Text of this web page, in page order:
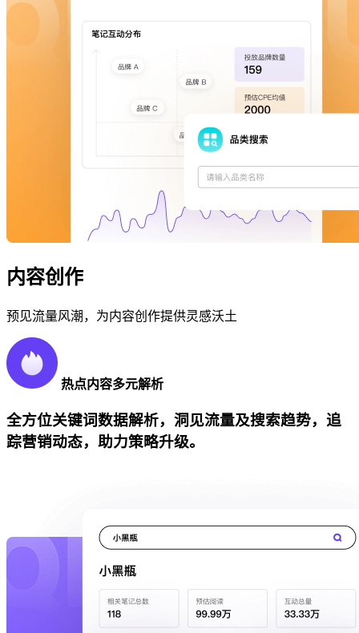
内容创作
预见流量风潮，为内容创作提供灵感沃土
热点内容多元解析
全方位关键词数据解析，洞见流量及搜索趋势，追
踪营销动态，助力策略升级。